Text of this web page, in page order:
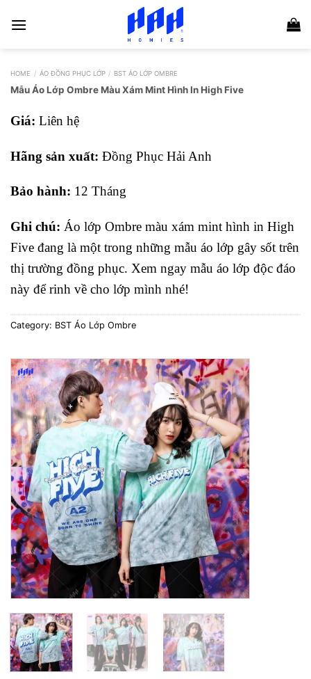
HOME / ÁO ĐỒNG PHỤC LỚP / BST ÁO LỚP OMBRE
Mẫu Áo Lớp Ombre Màu Xám Mint Hình In High Five
Giá: Liên hệ
Hãng sản xuất: Đồng Phục Hải Anh
Bảo hành: 12 Tháng
Ghi chú: Áo lớp Ombre màu xám mint hình in High
Five đang là một trong những mẫu áo lớp gây sốt trên
thị trường đồng phục. Xem ngay mẫu áo lớp độc đáo
này để rinh về cho lớp mình nhé!
Category: BST Áo Lớp Ombre